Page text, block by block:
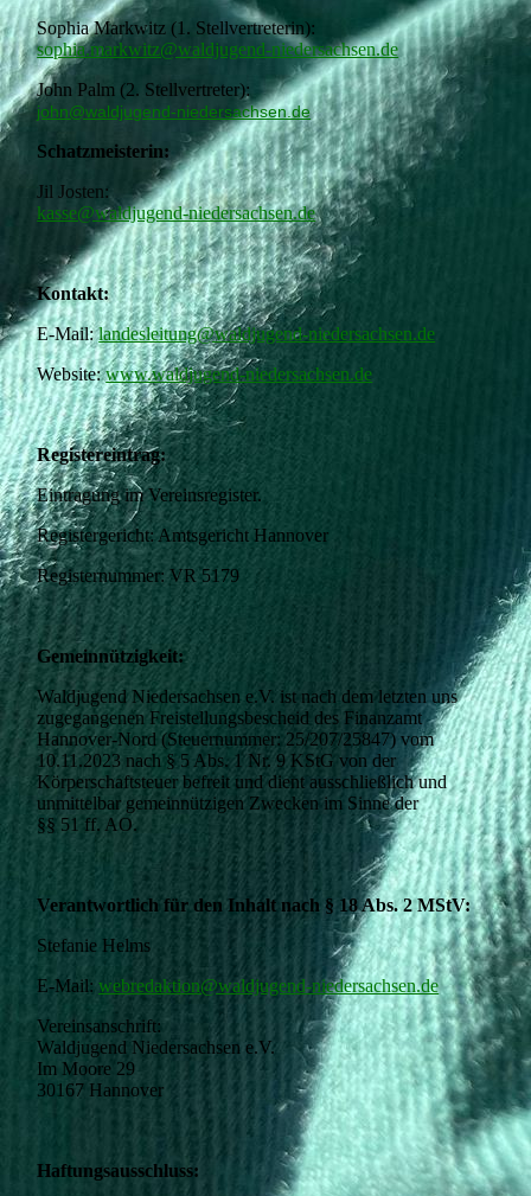
Sophia Markwitz (1. Stellvertreterin):
sophia.markwitz@waldjugend-niedersachsen.de
John Palm (2. Stellvertreter):
john@waldjugend-niedersachsen.de
Schatzmeisterin:
Jil Josten:
kasse@waldjugend-niedersachsen.de
Kontakt:
E-Mail:landesleitung@waldjugend-niedersachsen.de
Website:www.waldjugend-niedersachsen.de
Registereintrag:
Eintragung im Vereinsregister.
Registergericht: Amtsgericht Hannover
Registernummer: VR 5179
Gemeinnützigkeit:
Waldjugend Niedersachsen e.V. ist nach dem letzten uns
zugegangenen Freistellungsbescheid des Finanzamt
Hannover-Nord (Steuernummer: 25/207/25847) vom
10.11.2023 nach § 5 Abs. 1 Nr. 9 KStG von der
Körperschaftsteuer befreit und dient ausschließlich und
unmittelbar gemeinnützigen Zwecken im Sinne der
§§ 51 ff. AO.
Verantwortlich für den Inhalt nach § 18 Abs. 2 MStV:
Stefanie Helms
E-Mail:webredaktion@waldjugend-niedersachsen.de
Vereinsanschrift:
Waldjugend Niedersachsen e.V.
Im Moore 29
30167 Hannover
Haftungsausschluss: